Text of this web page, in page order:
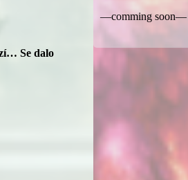
Se dalo
—comming soon—